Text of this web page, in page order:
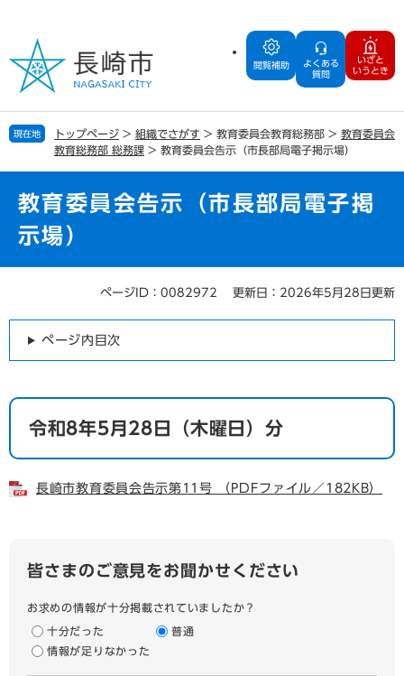
の
で
す
ー
ば
し
閲覧補助
よくある
質問
いざと
いうとき
現在地 トップページ > 組織でさがす > 教育委員会教育総務部 > 教育委員会
教育総務部 総務課 > 教育委員会告示（市長部局電子掲示場）
教育委員会告示（市長部局電子掲
示場）
ページID：0082972 更新日：2026年5月28日更新
ページ内目次
令和8年5月28日（木曜日）分
長崎市教育委員会告示第11号 （PDFファイル／182KB）
皆さまのご意見をお聞かせください
お求めの情報が十分掲載されていましたか？
十分だった
普通
情報が足りなかった